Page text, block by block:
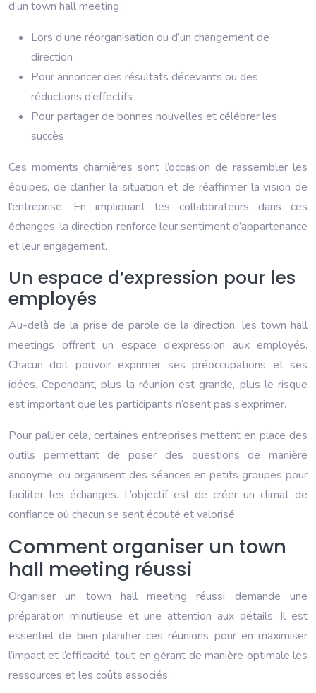
d’un town hall meeting :
Lors d’une réorganisation ou d’un changement de
direction
Pour annoncer des résultats décevants ou des
réductions d’effectifs
Pour partager de bonnes nouvelles et célébrer les
succès
Ces moments charnières sont l’occasion de rassembler les
équipes, de clarifier la situation et de réaffirmer la vision de
l’entreprise. En impliquant les collaborateurs dans ces
échanges, la direction renforce leur sentiment d’appartenance
et leur engagement.
Un espace d’expression pour les
employés
Au-delà de la prise de parole de la direction, les town hall
meetings offrent un espace d’expression aux employés.
Chacun doit pouvoir exprimer ses préoccupations et ses
idées. Cependant, plus la réunion est grande, plus le risque
est important que les participants n’osent pas s’exprimer.
Pour pallier cela, certaines entreprises mettent en place des
outils permettant de poser des questions de manière
anonyme, ou organisent des séances en petits groupes pour
faciliter les échanges. L’objectif est de créer un climat de
confiance où chacun se sent écouté et valorisé.
Comment organiser un town
hall meeting réussi
Organiser un town hall meeting réussi demande une
préparation minutieuse et une attention aux détails. Il est
essentiel de bien planifier ces réunions pour en maximiser
l’impact et l’efficacité, tout en gérant de manière optimale les
ressources et les coûts associés.